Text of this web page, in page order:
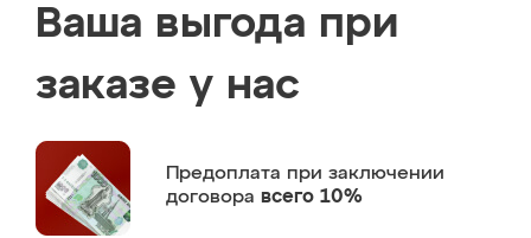
Ваша выгода при
заказе у нас
Предоплата при заключении
договора всего 10%